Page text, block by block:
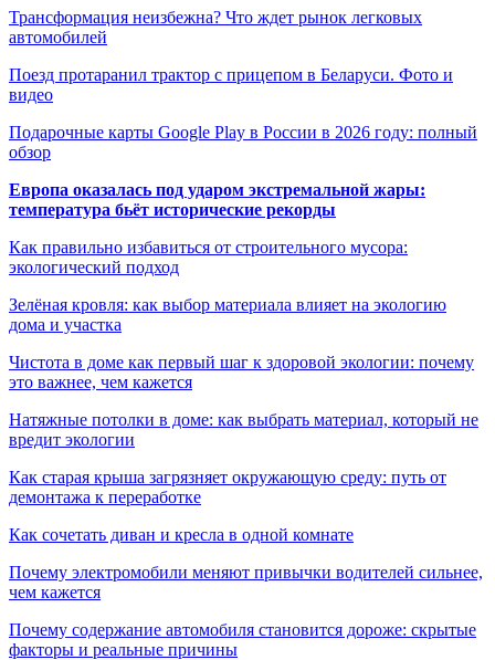
Трансформация неизбежна? Что ждет рынок легковых
автомобилей
Поезд протаранил трактор с прицепом в Беларуси. Фото и
видео
Подарочные карты Google Play в России в 2026 году: полный
обзор
Европа оказалась под ударом экстремальной жары:
температура бьёт исторические рекорды
Как правильно избавиться от строительного мусора:
экологический подход
Зелёная кровля: как выбор материала влияет на экологию
дома и участка
Чистота в доме как первый шаг к здоровой экологии: почему
это важнее, чем кажется
Натяжные потолки в доме: как выбрать материал, который не
вредит экологии
Как старая крыша загрязняет окружающую среду: путь от
демонтажа к переработке
Как сочетать диван и кресла в одной комнате
Почему электромобили меняют привычки водителей сильнее,
чем кажется
Почему содержание автомобиля становится дороже: скрытые
факторы и реальные причины